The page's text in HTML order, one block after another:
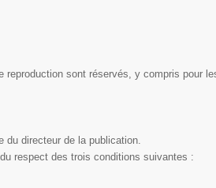
reproduction sont réservés, y compris pour
du directeur de la publication.
respect des trois conditions suivantes :